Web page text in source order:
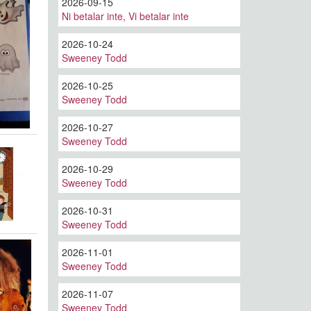
Ni betalar inte, Vi betalar inte
2026-10-24
Sweeney Todd
2026-10-25
Sweeney Todd
2026-10-27
Sweeney Todd
2026-10-29
Sweeney Todd
2026-10-31
Sweeney Todd
2026-11-01
Sweeney Todd
2026-11-07
Sweeney Todd